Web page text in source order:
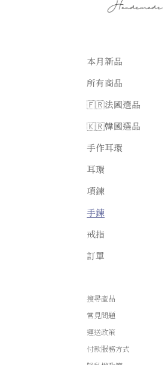
本月新品
所有商品
🇫🇷法國選品
🇰🇷韓國選品
手作耳環
耳環
項鍊
手鍊
戒指
訂單
搜尋產品
常見問題
運送政策
付款服務方式